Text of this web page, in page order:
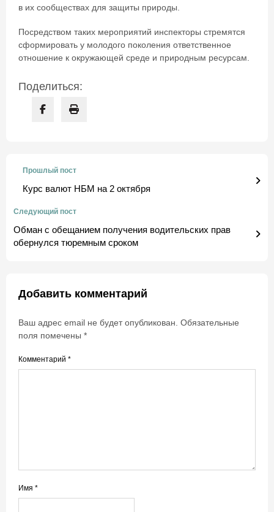
в их сообществах для защиты природы.
Посредством таких мероприятий инспекторы стремятся
сформировать у молодого поколения ответственное
отношение к окружающей среде и природным ресурсам.
Поделиться:
Прошлый пост
Курс валют НБМ на 2 октября
Следующий пост
Обман с обещанием получения водительских прав
обернулся тюремным сроком
Добавить комментарий
Ваш адрес email не будет опубликован. Обязательные
поля помечены *
Комментарий *
Имя *